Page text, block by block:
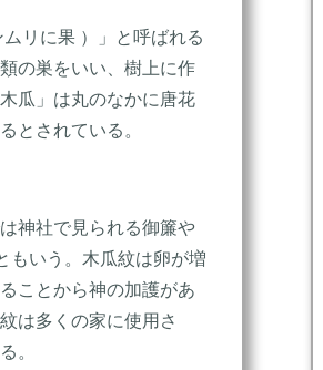
リに果 ）」と呼ばれる
の巣をいい、樹上に作
瓜」は丸のなかに唐花
とされている。
神社で見られる御簾や
もいう。木瓜紋は卵が増
ことから神の加護があ
は多くの家に使用さ
。